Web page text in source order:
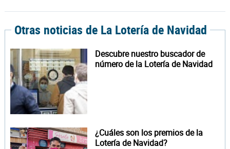
Otras noticias de La Lotería de Navidad
Descubre nuestro buscador de
número de la Lotería de Navidad
¿Cuáles son los premios de la
Lotería de Navidad?